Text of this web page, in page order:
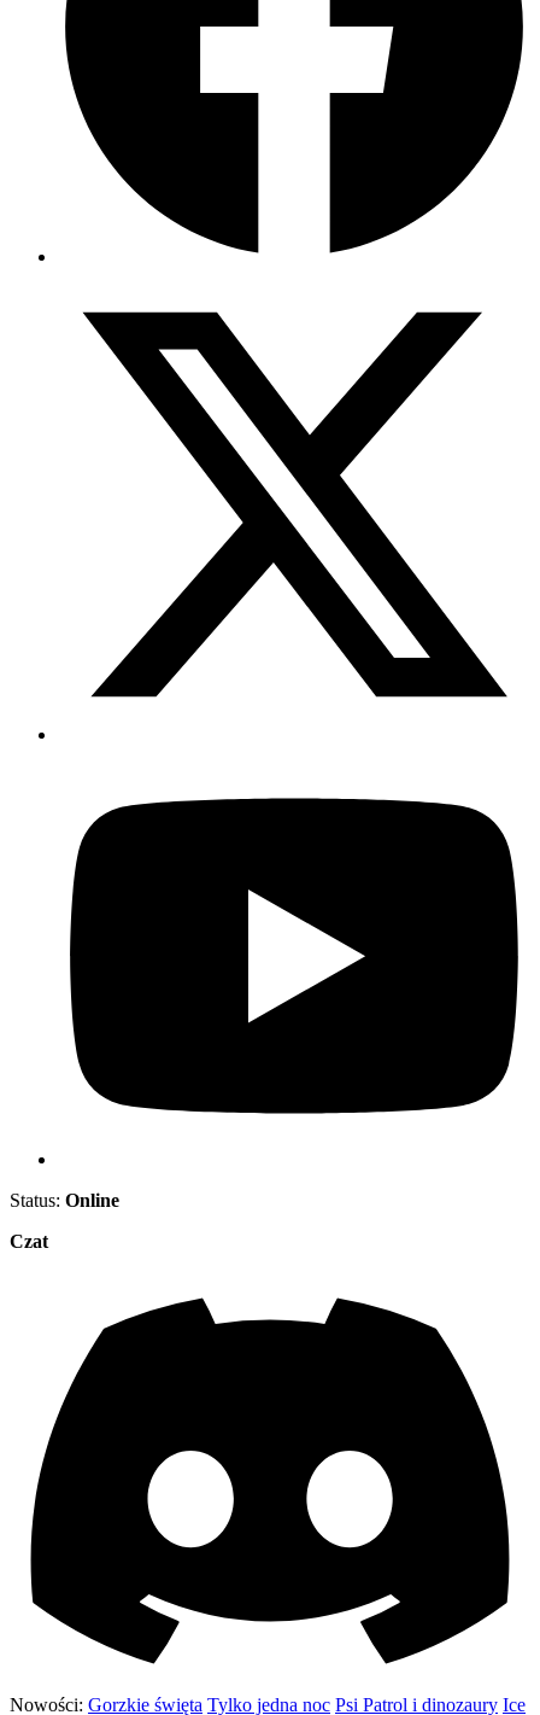
Status: Online
Czat
Nowości: Gorzkie święta Tylko jedna noc Psi Patrol i dinozaury Ice